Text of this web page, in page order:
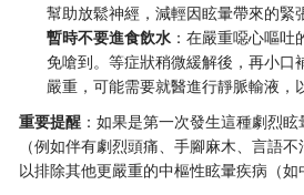
幫助放鬆神經，減輕因眩暈帶來的緊
暫時不要進食飲水 ：在嚴重噁心嘔
免嗆到。等症狀稍微緩解後，再小口
嚴重，可能需要就醫進行靜脈輸液，
重要提醒 ：如果是第一次發生這種劇烈
（例如伴有劇烈頭痛、手腳麻木、言語
以排除其他更嚴重的中樞性眩暈疾病（如